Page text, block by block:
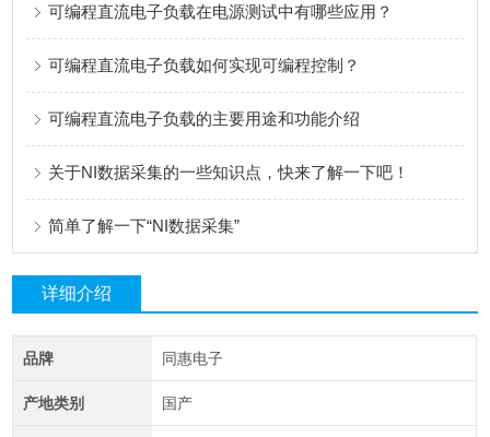
可编程直流电子负载在电源测试中有哪些应用？
可编程直流电子负载如何实现可编程控制？
可编程直流电子负载的主要用途和功能介绍
关于NI数据采集的一些知识点，快来了解一下吧！
简单了解一下“NI数据采集”
详细介绍
品牌 同惠电子
产地类别 国产